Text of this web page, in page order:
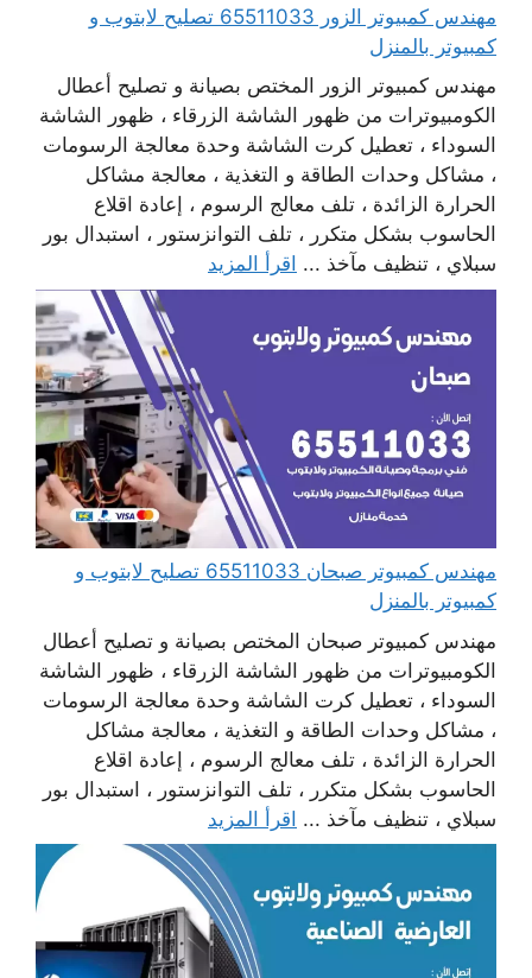
مهندس كمبيوتر الزور 65511033 تصليح لابتوب و
كمبيوتر بالمنزل
مهندس كمبيوتر الزور المختص بصيانة و تصليح أعطال
الكومبيوترات من ظهور الشاشة الزرقاء ، ظهور الشاشة
السوداء ، تعطيل كرت الشاشة وحدة معالجة الرسومات
، مشاكل وحدات الطاقة و التغذية ، معالجة مشاكل
الحرارة الزائدة ، تلف معالج الرسوم ، إعادة اقلاع
الحاسوب بشكل متكرر ، تلف التوانزستور ، استبدال بور
سبلاي ، تنظيف مآخذ ... اقرأ المزيد
مهندس كمبيوتر صبحان 65511033 تصليح لابتوب و
كمبيوتر بالمنزل
مهندس كمبيوتر صبحان المختص بصيانة و تصليح أعطال
الكومبيوترات من ظهور الشاشة الزرقاء ، ظهور الشاشة
السوداء ، تعطيل كرت الشاشة وحدة معالجة الرسومات
، مشاكل وحدات الطاقة و التغذية ، معالجة مشاكل
الحرارة الزائدة ، تلف معالج الرسوم ، إعادة اقلاع
الحاسوب بشكل متكرر ، تلف التوانزستور ، استبدال بور
سبلاي ، تنظيف مآخذ ... اقرأ المزيد